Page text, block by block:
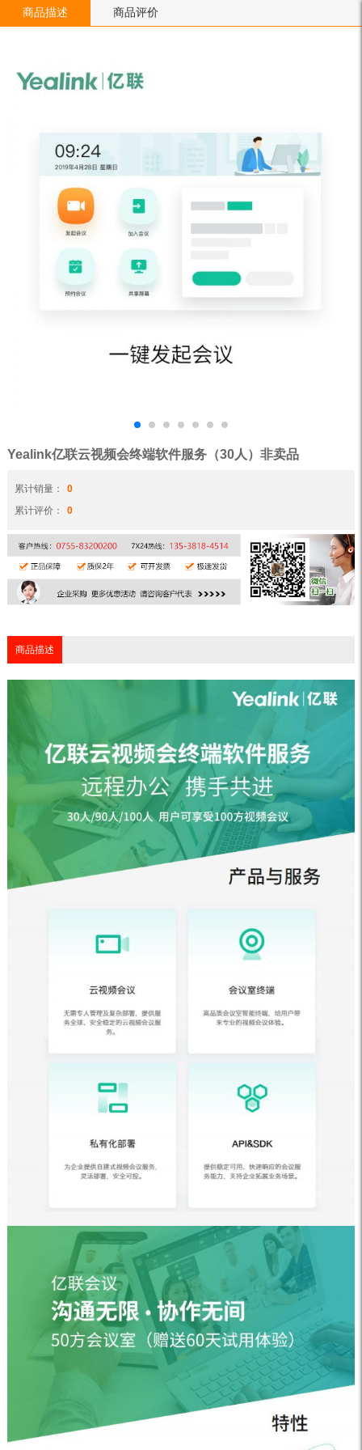
Yealink亿联云视频会终端软件服务（30人）非卖品
累计销量：
0
累计评价：
0
商品描述
商品描述 商品评价